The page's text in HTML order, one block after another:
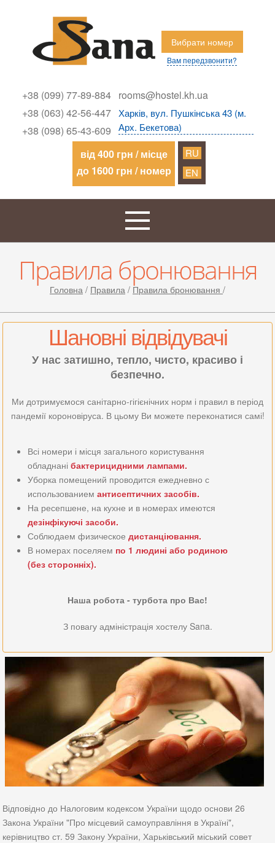
Вибрати номер
Вам передзвонити?
+38 (099) 77-89-884
+38 (063) 42-56-447
+38 (098) 65-43-609
rooms@hostel.kh.ua
Харків, вул. Пушкінська 43 (м.
Арх. Бекетова)
від 400 грн / місце
до 1600 грн / номер
RU
EN
Правила бронювання
Головна / Правила / Правила бронювання /
Шановні відвідувачі
У нас затишно, тепло, чисто, красиво і
безпечно.
Ми дотримуємося санітарно-гігієнічних норм і правил в період
пандемії короновіруса. В цьому Ви можете переконатися самі!
Всі номери і місця загального користування
обладнанібактерицидними лампами.
Уборка помещений проводится ежедневно с
использованиемантисептичних засобів.
На ресепшене, на кухне и в номерах имеются
дезінфікуючі засоби.
Соблюдаем физическоедистанціювання.
В номерах поселяем по 1 людині або родиною
(без сторонніх).
Наша робота - турбота про Вас!
З повагу адміністрація хостелу Sana.
Відповідно до Налоговим кодексом України щодо основи 26
Закона України "Про місцевий самоуправління в Україні",
керівництво ст. 59 Закону України, Харьківський міський совет